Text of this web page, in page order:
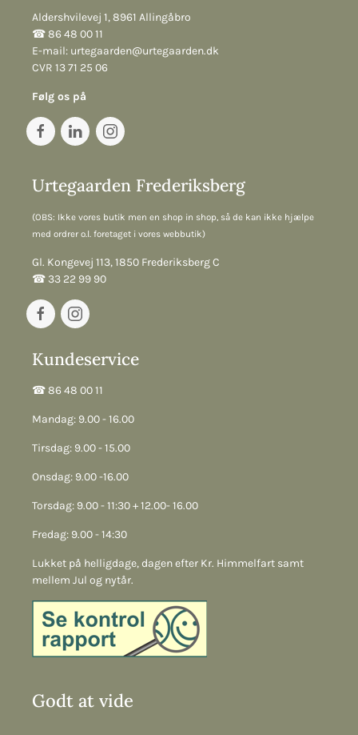
Aldershvilevej 1, 8961 Allingåbro
☎︎ 86 48 00 11
E-mail: urtegaarden@urtegaarden.dk
CVR 13 71 25 06
Følg os på
Urtegaarden Frederiksberg
(OBS: Ikke vores butik men en shop in shop, så de kan ikke hjælpe
med ordrer o.l. foretaget i vores webbutik)
Gl. Kongevej 113, 1850 Frederiksberg C
☎︎ 33 22 99 90
Kundeservice
☎︎ 86 48 00 11
Mandag: 9.00 - 16.00
Tirsdag: 9.00 - 15.00
Onsdag: 9.00 -16.00
Torsdag: 9.00 - 11:30 + 12.00- 16.00
Fredag: 9.00 - 14:30
Lukket på helligdage, dagen efter Kr. Himmelfart samt
mellem Jul og nytår.
Godt at vide